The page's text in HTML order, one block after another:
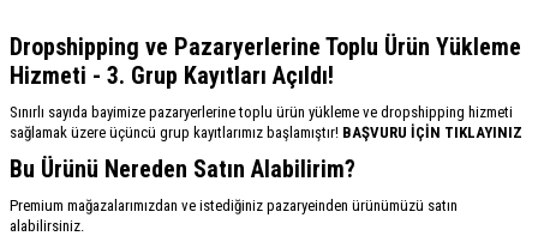
Dropshipping ve Pazaryerlerine Toplu Ürün Yükleme
Hizmeti - 3. Grup Kayıtları Açıldı!
Sınırlı sayıda bayimize pazaryerlerine toplu ürün yükleme ve dropshipping hizmeti
sağlamak üzere üçüncü grup kayıtlarımız başlamıştır! BAŞVURU İÇİN TIKLAYINIZ
Bu Ürünü Nereden Satın Alabilirim?
Premium mağazalarımızdan ve istediğiniz pazaryeinden ürünümüzü satın
alabilirsiniz.